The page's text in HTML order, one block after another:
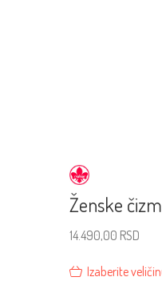
Ženske
14.490,00 RSD
Izaberite